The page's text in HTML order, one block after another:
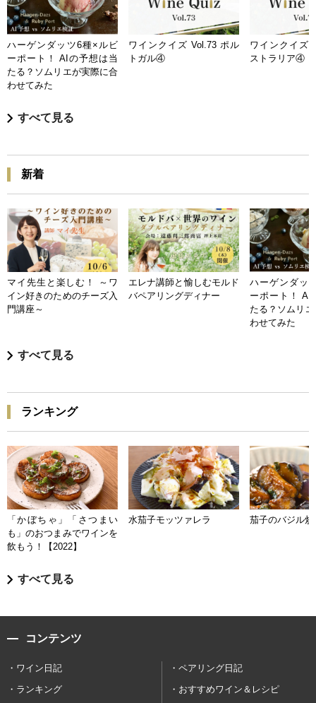
ハーゲンダッツ6種×ルビ
ーポート！ AIの予想は当
たる？ソムリエが実際に合
わせてみた
ワインクイズ Vol.73 ポル
トガル④
ワインクイズ
ストラリア④
すべて見る
新着
マイ先生と楽しむ！ ～ワ
イン好きのためのチーズ入
門講座～
エレナ講師と愉しむモルド
バペアリングディナー
ハーゲンダッ
ーポート！ AI
たる？ソムリ
わせてみた
すべて見る
ランキング
「かぼちゃ」「さつまい
も」のおつまみでワインを
飲もう！【2022】
水茄子モッツァレラ 茄子のバジル炒
すべて見る
コンテンツ
ワイン日記
ペアリング日記
ランキング
おすすめワイン＆レシピ